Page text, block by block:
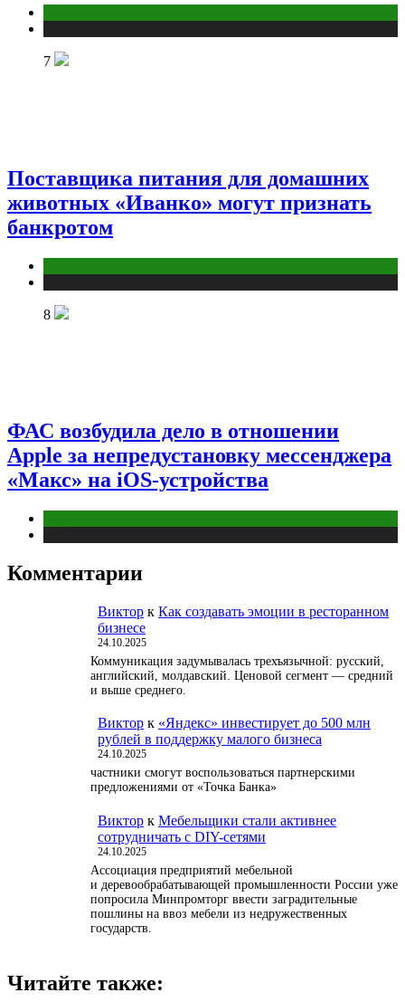
7
Поставщика питания для домашних
животных «Иванко» могут признать
банкротом
8
ФАС возбудила дело в отношении
Apple за непредустановку мессенджера
«Макс» на iOS-устройства
Комментарии
Виктор к Как создавать эмоции в ресторанном
бизнесе
24.10.2025
Коммуникация задумывалась трехъязычной: русский,
английский, молдавский. Ценовой сегмент — средний
и выше среднего.
Виктор к «Яндекс» инвестирует до 500 млн
рублей в поддержку малого бизнеса
24.10.2025
частники смогут воспользоваться партнерскими
предложениями от «Точка Банка»
Виктор к Мебельщики стали активнее
сотрудничать с DIY-сетями
24.10.2025
Ассоциация предприятий мебельной
и деревообрабатывающей промышленности России уже
попросила Минпромторг ввести заградительные
пошлины на ввоз мебели из недружественных
государств.
Читайте также: